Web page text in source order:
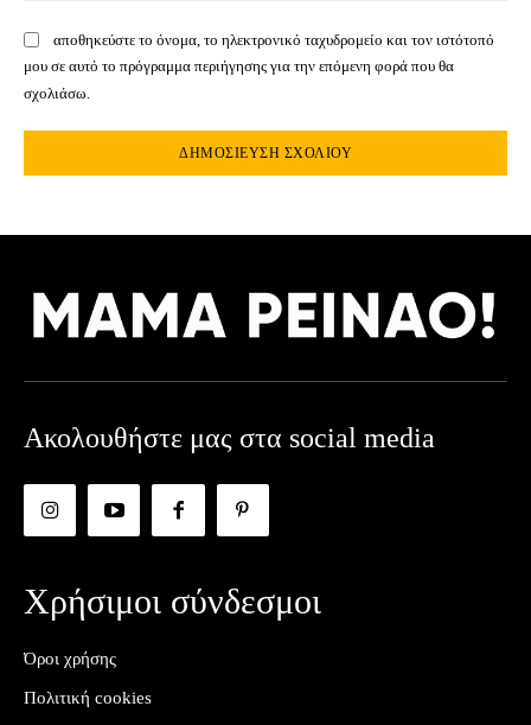
αποθηκεύστε το όνομα, το ηλεκτρονικό ταχυδρομείο και τον ιστότοπό
μου σε αυτό το πρόγραμμα περιήγησης για την επόμενη φορά που θα
σχολιάσω.
Ακολουθήστε μας στα social media
Χρήσιμοι σύνδεσμοι
Όροι χρήσης
Πολιτική cookies